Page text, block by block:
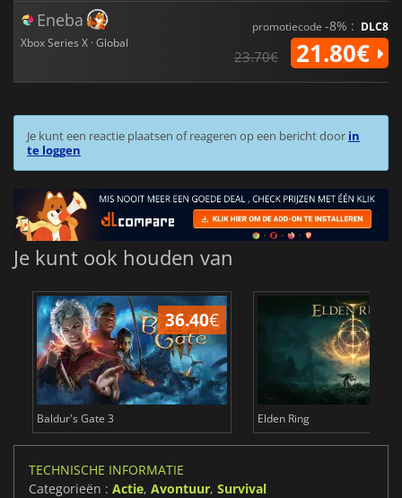
Eneba
Xbox Series X · Global
promotiecode -8% : DLC8
23.70€ 21.80€
Je kunt een reactie plaatsen of reageren op een bericht door in
te loggen
Je kunt ook houden van
36.40€
Baldur's Gate 3 Elden Ring
TECHNISCHE INFORMATIE
Categorieën : Actie, Avontuur, Survival